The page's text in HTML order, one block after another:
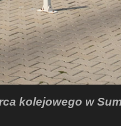
kolejowego w